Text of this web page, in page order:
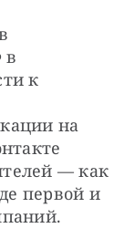
в
к
на
— как
первой и